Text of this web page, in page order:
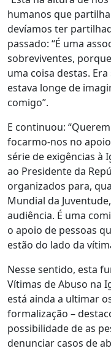
humanos que
devíamos ter
passado: “É uma
sobreviventes,
uma coisa destas.
estava longe de
comigo”.
E continuou:
focarmo-nos no
série de exigências à
ao Presidente da
organizados para,
Mundial da
audiência. É uma
o apoio de pessoas
estão do lado da
Nesse sentido, esta
Vítimas de Abuso na
está ainda a ultimar
formalização –
possibilidade de as
denunciar casos de